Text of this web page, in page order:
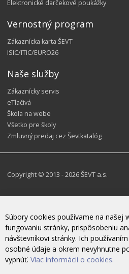
Elektronické darčekové poukážky
Vernostný program
Zákaznícka karta ŠEVT
ISIC/ITIC/EURO26
Naše služby
Zákaznícky servis
eTlačivá
Škola na webe
Všetko pre školy
Zmluvný predaj cez Ševtkatalóg
Copyright © 2013 - 2026 ŠEVT a.s.
Súbory cookies používame na našej
fungovaniu stránky, prispôsobeniu
návštevníkovi stránky. Ich
osobné údaje a okrem nevyhnutne
vypnúť. Viac informácií o cookies.